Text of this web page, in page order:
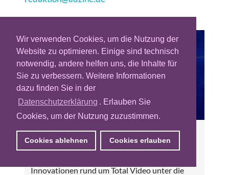
Wir verwenden Cookies, um die Nutzung der
Website zu optimieren. Einige sind technisch
notwendig, andere helfen uns, die Inhalte für
Sie zu verbessern. Weitere Informationen
dazu finden Sie in der
Datenschutzerklärung . Erlauben Sie
Cookies, um der Nutzung zuzustimmen.
Cookies ablehnen Cookies erlauben
SPOTLIGHT: Total Video Innovation
Innovationen rund um Total Video unter die